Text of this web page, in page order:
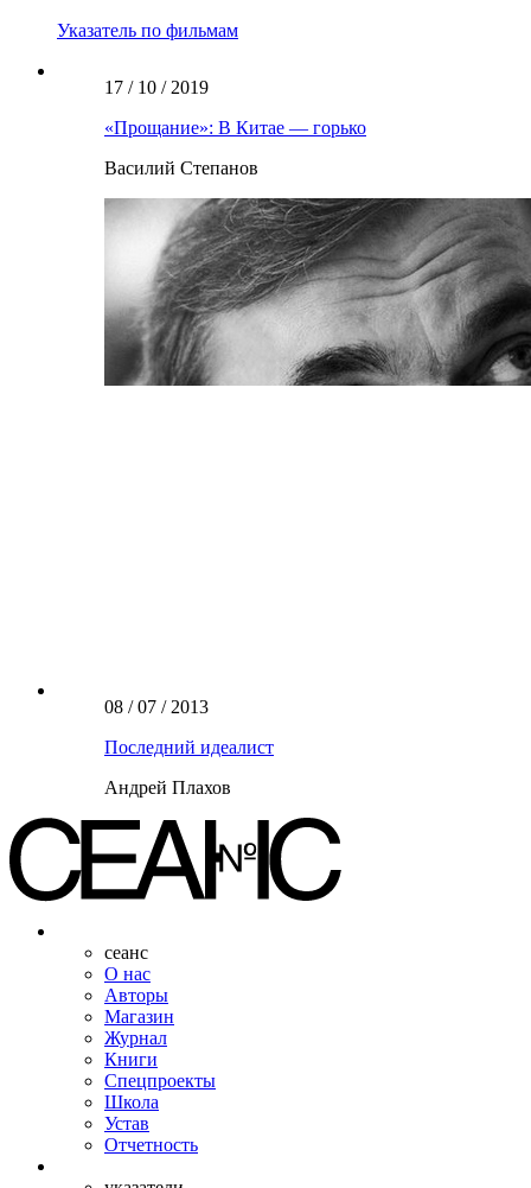
Указатель по фильмам
17 / 10 / 2019
«Прощание»: В Китае — горько
Василий Степанов
08 / 07 / 2013
Последний идеалист
Андрей Плахов
сеанс
О нас
Авторы
Магазин
Журнал
Книги
Спецпроекты
Школа
Устав
Отчетность